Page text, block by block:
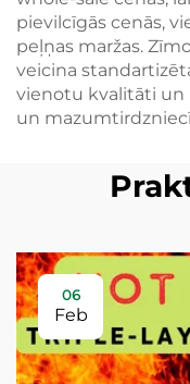
pievilcīgās cenās,
peļņas maržas.
veicina
vienotu kvalitāti un
un
06
Feb